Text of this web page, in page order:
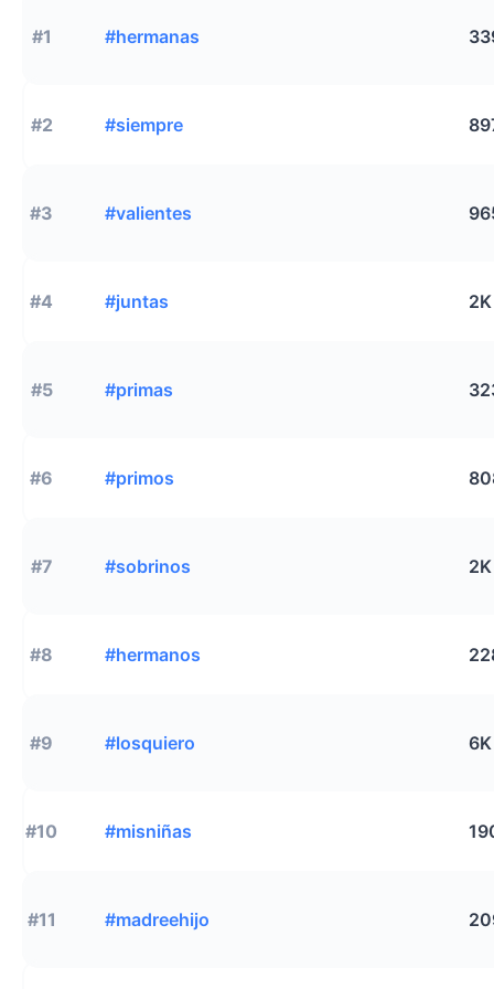
#1 #hermanas
#2 #siempre
#3 #valientes
#4 #juntas 2K
#5 #primas
#6 #primos
#7 #sobrinos 2K
#8 #hermanos
#9 #losquiero 6K
#10 #misniñas
#11 #madreehijo